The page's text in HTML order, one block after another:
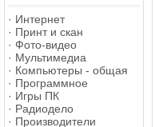
· Интернет
· Принт и скан
· Фото-видео
· Мультимедиа
· Компьютеры - общая
· Программное
· Игры ПК
· Радиодело
· Производители